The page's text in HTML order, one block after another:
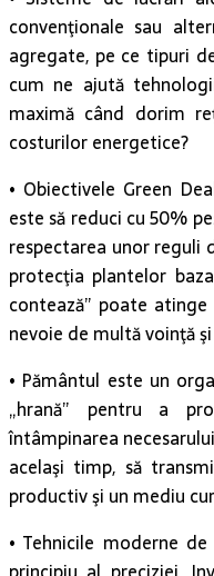
convenţionale sau
agregate, pe ce tipuri
cum ne ajută
maximă când dorim
costurilor energetice?
• Obiectivele Green
este să reduci cu 50%
respectarea unor reguli
protecţia plantelor
contează” poate
nevoie de multă voinţă
• Pământul este un
„hrană” pentru a
întâmpinarea
acelaşi timp, să
productiv şi un mediu
• Tehnicile moderne